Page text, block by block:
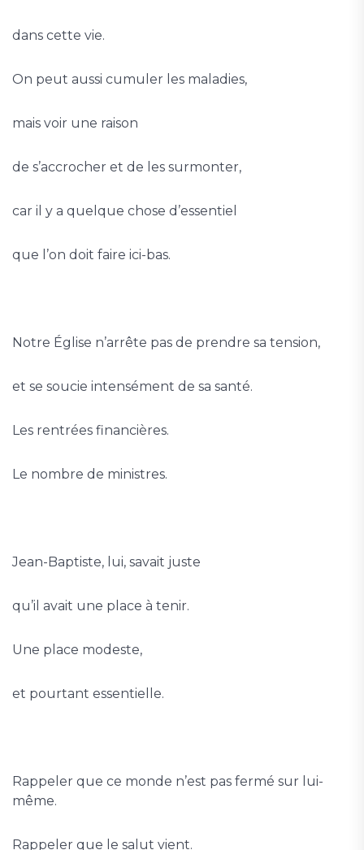
dans cette vie.
On peut aussi cumuler les maladies,
mais voir une raison
de s’accrocher et de les surmonter,
car il y a quelque chose d’essentiel
que l’on doit faire ici-bas.
Notre Église n’arrête pas de prendre sa tension,
et se soucie intensément de sa santé.
Les rentrées financières.
Le nombre de ministres.
Jean-Baptiste, lui, savait juste
qu’il avait une place à tenir.
Une place modeste,
et pourtant essentielle.
Rappeler que ce monde n’est pas fermé sur lui-
même.
Rappeler que le salut vient.